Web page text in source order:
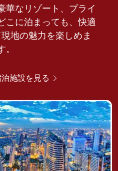
華なリゾート、プライ
こに泊まっても、快適
地の魅力を楽しめま
。
施設を見る